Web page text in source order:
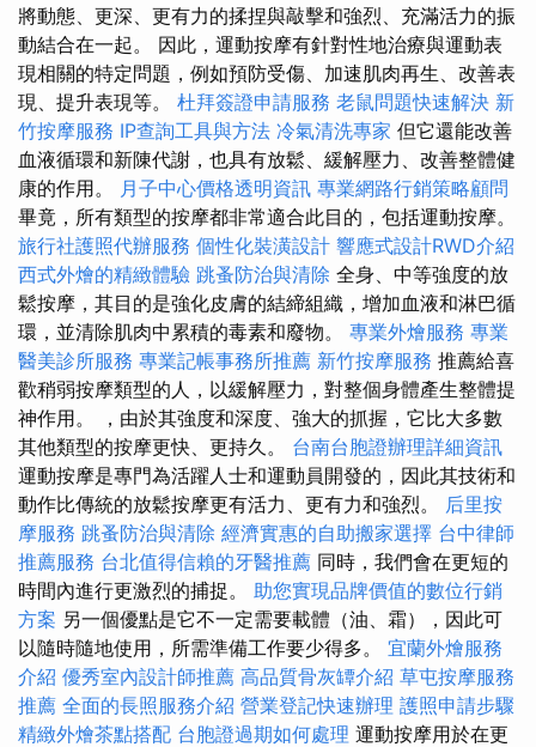
將動態、更深、更有力的揉捏與敲擊和強烈、充滿活力的振
動結合在一起。 因此，運動按摩有針對性地治療與運動表
現相關的特定問題，例如預防受傷、加速肌肉再生、改善表
現、提升表現等。 杜拜簽證申請服務 老鼠問題快速解決 新
竹按摩服務 IP查詢工具與方法 冷氣清洗專家 但它還能改善
血液循環和新陳代謝，也具有放鬆、緩解壓力、改善整體健
康的作用。 月子中心價格透明資訊 專業網路行銷策略顧問
畢竟，所有類型的按摩都非常適合此目的，包括運動按摩。
旅行社護照代辦服務 個性化裝潢設計 響應式設計RWD介紹
西式外燴的精緻體驗 跳蚤防治與清除 全身、中等強度的放
鬆按摩，其目的是強化皮膚的結締組織，增加血液和淋巴循
環，並清除肌肉中累積的毒素和廢物。 專業外燴服務 專業
醫美診所服務 專業記帳事務所推薦 新竹按摩服務 推薦給喜
歡稍弱按摩類型的人，以緩解壓力，對整個身體產生整體提
神作用。 ，由於其強度和深度、強大的抓握，它比大多數
其他類型的按摩更快、更持久。 台南台胞證辦理詳細資訊
運動按摩是專門為活躍人士和運動員開發的，因此其技術和
動作比傳統的放鬆按摩更有活力、更有力和強烈。 后里按
摩服務 跳蚤防治與清除 經濟實惠的自助搬家選擇 台中律師
推薦服務 台北值得信賴的牙醫推薦 同時，我們會在更短的
時間內進行更激烈的捕捉。 助您實現品牌價值的數位行銷
方案 另一個優點是它不一定需要載體（油、霜），因此可
以隨時隨地使用，所需準備工作要少得多。 宜蘭外燴服務
介紹 優秀室內設計師推薦 高品質骨灰罈介紹 草屯按摩服務
推薦 全面的長照服務介紹 營業登記快速辦理 護照申請步驟
精緻外燴茶點搭配 台胞證過期如何處理 運動按摩用於在更